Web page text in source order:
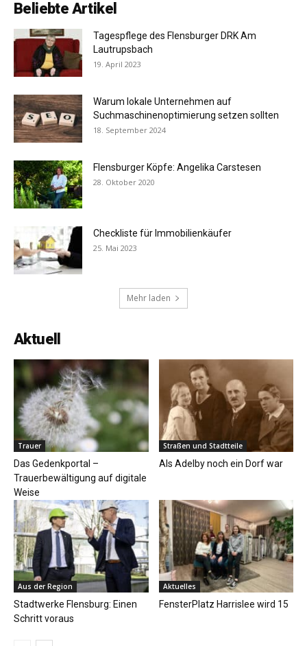
Beliebte Artikel
Tagespflege des Flensburger DRK Am
Lautrupsbach
19. April 2023
Warum lokale Unternehmen auf
Suchmaschinenoptimierung setzen sollten
18. September 2024
Flensburger Köpfe: Angelika Carstesen
28. Oktober 2020
Checkliste für Immobilienkäufer
25. Mai 2023
Mehr laden
Aktuell
Trauer
Das Gedenkportal –
Trauerbewältigung auf digitale
Weise
Straßen und Stadtteile
Als Adelby noch ein Dorf war
Aus der Region
Stadtwerke Flensburg: Einen
Schritt voraus
Aktuelles
FensterPlatz Harrislee wird 15